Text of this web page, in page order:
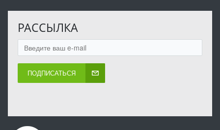
РАССЫЛКА
ПОДПИСАТЬСЯ